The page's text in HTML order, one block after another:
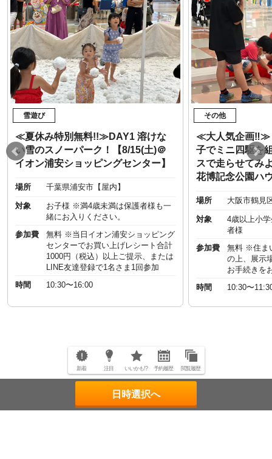
雪遊び
≪夏休み特別無料!!≫DAY1 溶けな
い雪のスノーパーク！【8/15(土)＠
イオン浦安ショッピングセンター】
場所 千葉県浦安市【屋内】
対象
お子様 ※満4歳未満は保護者様も一
緒にお入りください。
参加費
無料 ※当日イオン浦安ショッピング
センターでお買い上げレシート合計
1000円（税込）以上ご提示、または
LINE友達登録で1名さま1回参加
時間
10:30〜16:00
その他
≪大人気企画‼︎≫
子でミニ四駆を
スで走らせてみ
花博記念公園ハ
場所 大阪市鶴見
対象
4歳以上小
者様
参加費
無料 ※住ま
の上、展示
お手続きを
時間
10:30〜
日時選択へ
新着 注目 いいかも!? 予約履歴 閲覧履歴